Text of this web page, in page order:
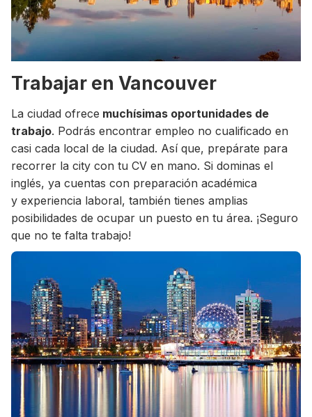
Trabajar en Vancouver
La ciudad ofrece muchísimas oportunidades de
trabajo. Podrás encontrar empleo no cualificado en
casi cada local de la ciudad. Así que, prepárate para
recorrer la city con tu CV en mano. Si dominas el
inglés, ya cuentas con preparación académica
y experiencia laboral, también tienes amplias
posibilidades de ocupar un puesto en tu área. ¡Seguro
que no te falta trabajo!